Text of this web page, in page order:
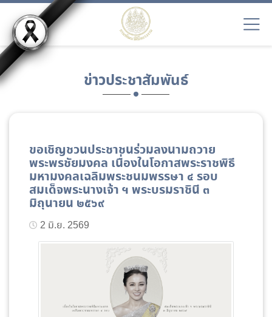
ข่าวประชาสัมพันธ์
ขอเชิญชวนประชาชนร่วมลงนามถวาย
พระพรชัยมงคล เนื่องในโอกาสพระราชพิธี
มหามงคลเฉลิมพระชนมพรรษา ๔ รอบ
สมเด็จพระนางเจ้า ฯ พระบรมราชินี ๓
มิถุนายน ๒๕๖๙
2 มิ.ย. 2569